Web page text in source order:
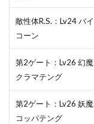
敵性体R.S.：Lv24 バイ
コーン
第2ゲート：Lv26 幻魔
クラマテング
第2ゲート：Lv26 妖魔
コッパテング